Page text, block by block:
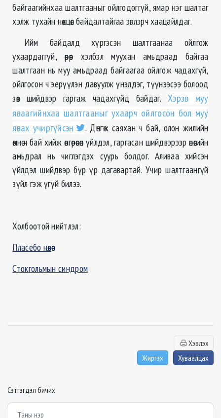
байгаагийнхаа шалтгааныг ойлгодоггүй, ямар нэг шалтаг
хэлж тухайн нөхцөл байдалтайгаа эвлэрч хаацайлдаг.
Ийм байдалд хүргэсэн шалтгаанаа ойлгож
ухаардаггүй, өөрөөр хэлбэл муухан амьдраад байгаа
шалтгаан нь муу амьдраад байгаагаа ойлгож чадахгүй,
ойлгосон ч эерүүлэн давуулж үнэлдэг, түүнээсээ болоод
зөв шийдвэр гаргаж чадахгүйд байдаг. Хэрэв муу
яваагийнхаа шалтгааныг ухаарч ойлгосон бол муу
явах учиргүйсэн
. Дөнгөж саяхан ч бай, олон жилийн
өмнө ч бай хийж өнгөрөөсөн үйлдэл, гаргасан шийдвэрээр өнөөгийн
амьдрал нь чиглэгдэх суурь болдог. Аливаа хийсэн
үйлдэл шийдвэр бүр үр дагавартай. Учир шалтгаангүй
зүйл гэж үгүй билээ.
Холбоотой нийтлэл:
Пласебо нөлөө
Стокгольмын синдром
Хэвлэх
Жиргэх
Хуваалцах
Сэтгэгдэл бичих